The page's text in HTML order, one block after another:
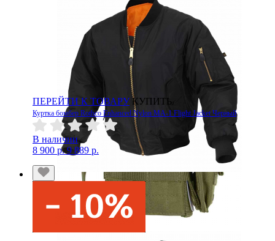
ПЕРЕЙТИ К ТОВАРУ КУПИТЬ
Куртка бомбер Rothco Enhanced Nylon MA-1 Flight Jacket Черный
В наличии
8 900 р. 9 889 р.